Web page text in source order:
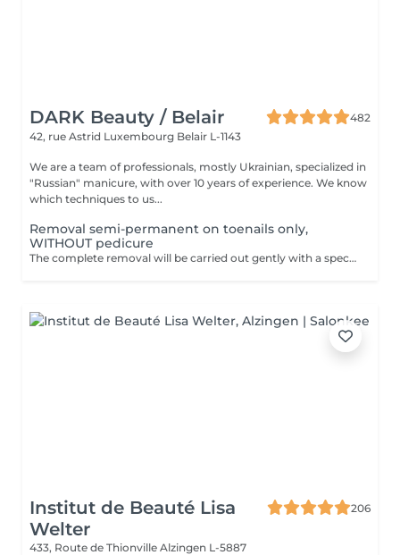
DARK Beauty / Belair
482
42, rue Astrid Luxembourg Belair L-1143
We are a team of professionals, mostly Ukrainian, specialized in
"Russian" manicure, with over 10 years of experience. We know
which techniques to us...
Removal semi-permanent on toenails only,
WITHOUT pedicure
The complete removal will be carried out gently with a special nail drill bit Included in the service : Shape and file nails.
Institut de Beauté Lisa
Welter
206
433, Route de Thionville Alzingen L-5887